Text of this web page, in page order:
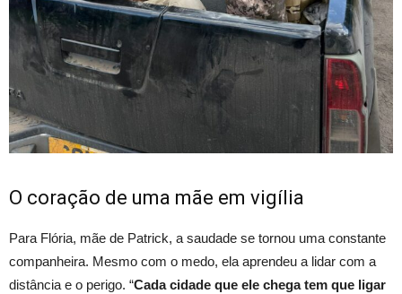
O coração de uma mãe em vigília
Para Flória, mãe de Patrick, a saudade se tornou uma constante
companheira. Mesmo com o medo, ela aprendeu a lidar com a
distância e o perigo. “Cada cidade que ele chega tem que ligar